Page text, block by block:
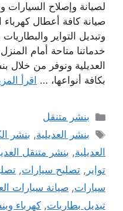
لصيانة وإصلاح السيارات
صيانة كافة أعطال كهرباء
وتبديل التواير
خدماتنا متاحة أمام
العديلية ونوفر من خلال
بكافة أنواعها، …
اقرأ
التصنيفات
بنشر متنقل
الوسوم
بنشر العديلية, بنشر
العديلية, بنشر متنقل
تواير , تصليح سيارات,
سيارات, صيانة سيارات
تبديل بطاريات, كهرباء